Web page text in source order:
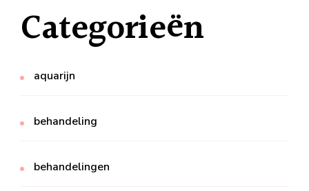
Categorieën
aquarijn
behandeling
behandelingen